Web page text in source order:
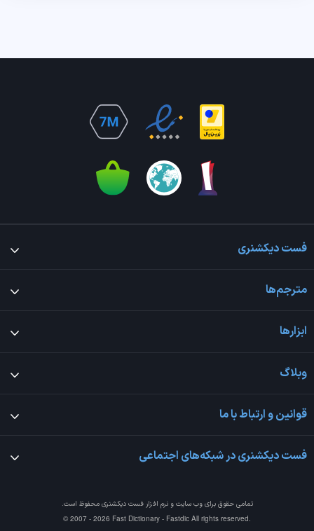
فست دیکشنری
مترجم‌ها
ابزارها
وبلاگ
قوانین و ارتباط با ما
فست دیکشنری در شبکه‌های اجتماعی
تمامی حقوق برای وب سایت و نرم افزارفست دیکشنری محفوظ است.
© 2007 - 2026 Fast Dictionary - Fastdic All rights reserved.